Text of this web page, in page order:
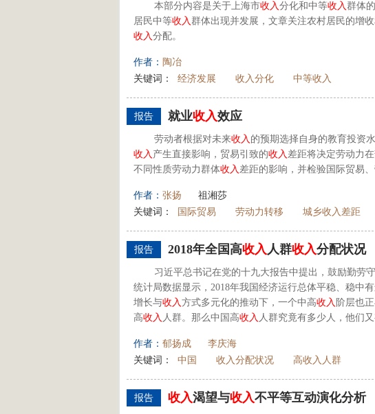
本部分内容是关于上海市收入分化和中等收入群体
居民中等收入群体出现并发展，文章关注农村居民的增
收入分配。
作者： 陶冶
关键词：
经济发展 收入分化 中等收入
报告 就业收入效应
劳动者根据对未来收入 的预期选择自身的教育投资
收入 产生直接影响，贸易引致的收入 差距将决定劳动力
不同性质劳动力群体收入 差距的影响，并检验国际贸易
作者： 张扬 祖湘莎
关键词：
国际贸易 劳动力转移 城乡收入差距
报告 2018年全国高收入人群收入分配状况
习近平总书记在党的十九大报告中提出，鼓励勤劳
统计局数据显示，2018年我国经济运行总体平稳、稳中
增长与收入方式多元化的推动下，一个中高收入 阶层也
高收入 人群。那么中国高收入 人群究竟有多少人，他们
作者： 郁扬成 李庆海
关键词：
中国 收入分配状况 高收入人群
报告 收入渴望与收入不平等互动演化分析